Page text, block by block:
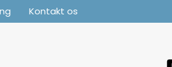
Kontakt os